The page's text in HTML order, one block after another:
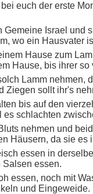
euch der erste
Gemeine Israel und
wo ein Hausvater
Hause zum
Hause, bis ihrer
Lamm
Ziegen sollt ihr's
bis auf den
es schlachten
nehmen und
Häusern, da sie es
essen in
Salsen essen.
essen, noch mit
und Eingeweide.